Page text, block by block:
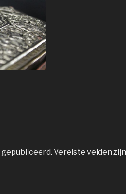
Vereiste velden zijn